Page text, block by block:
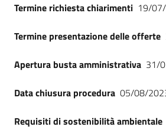
Termine richiesta chiarimenti 19/
Termine presentazione delle offerte
Apertura busta amministrativa 31/
Data chiusura procedura 05/08/
Requisiti di sostenibilità ambientale